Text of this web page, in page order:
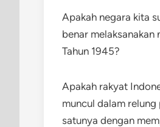
Apakah negara kita
benar
Tahun 1945?
Apakah rakyat
muncul dalam
satunya dengan